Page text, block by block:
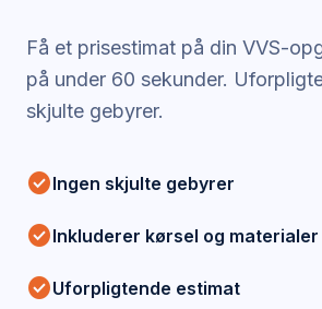
Få et prisestimat på din VVS-
på under 60 sekunder.
skjulte gebyrer.
check_circleIngen skjulte gebyrer
check_circleInkluderer kørsel og materialer
check_circleUforpligtende estimat